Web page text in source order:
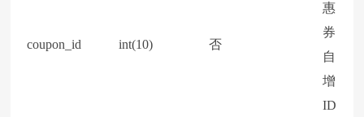
coupon_id int(10) 否
惠
券
自
增
ID